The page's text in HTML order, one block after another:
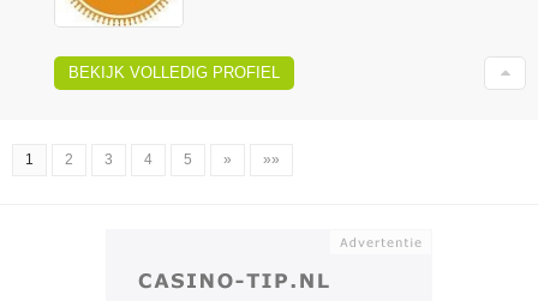
BEKIJK VOLLEDIG PROFIEL
1 2 3 4 5 » »»